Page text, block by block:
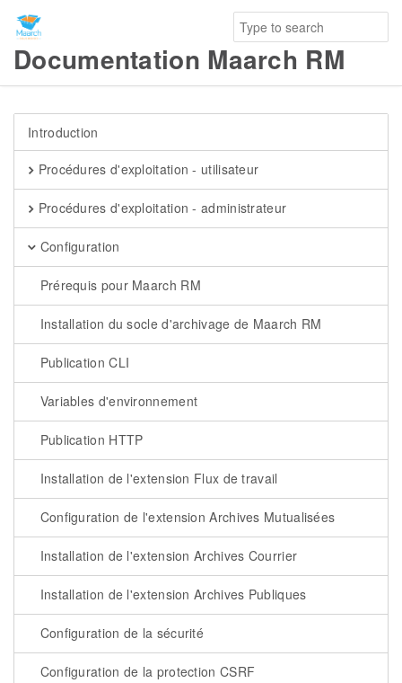
Documentation Maarch RM
Introduction
Procédures d'exploitation - utilisateur
Procédures d'exploitation - administrateur
Configuration
Prérequis pour Maarch RM
Installation du socle d'archivage de Maarch RM
Publication CLI
Variables d'environnement
Publication HTTP
Installation de l'extension Flux de travail
Configuration de l'extension Archives Mutualisées
Installation de l'extension Archives Courrier
Installation de l'extension Archives Publiques
Configuration de la sécurité
Configuration de la protection CSRF